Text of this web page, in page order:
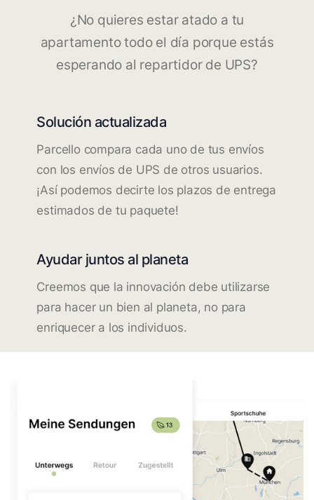
¿No quieres estar atado a tu
apartamento todo el día porque estás
esperando al repartidor de UPS?
Solución actualizada
Parcello compara cada uno de tus envíos
con los envíos de UPS de otros usuarios.
¡Así podemos decirte los plazos de entrega
estimados de tu paquete!
Ayudar juntos al planeta
Creemos que la innovación debe utilizarse
para hacer un bien al planeta, no para
enriquecer a los individuos.